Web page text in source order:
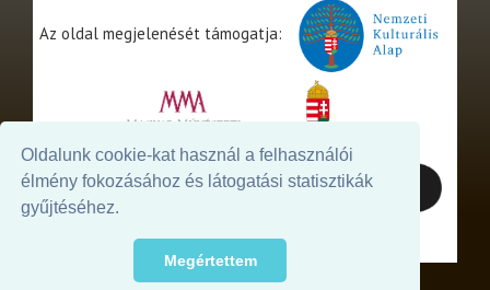
Oldalunk cookie-kat használ a felhasználói
élmény fokozásához és látogatási statisztikák
gyűjtéséhez.
Megértettem
Az oldal megjelenését támogatja: